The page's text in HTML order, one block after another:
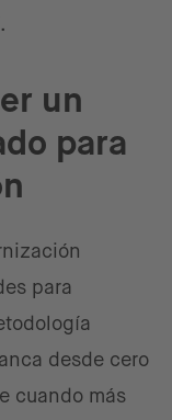
un
para
para
desde cero
cuando más